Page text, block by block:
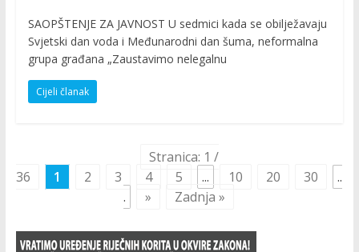
SAOPŠTENJE ZA JAVNOST U sedmici kada se obilježavaju
Svjetski dan voda i Međunarodni dan šuma, neformalna
grupa građana „Zaustavimo nelegalnu
Cijeli članak
Stranica: 1 /
36
1 2 3 4 5 ... 10 20 30
..
.
» Zadnja »